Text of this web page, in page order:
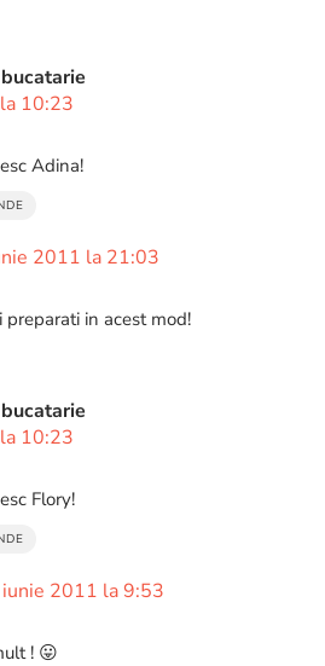
10:23
Adina!
2011 la 21:03
preparati in acest mod!
10:23
Flory!
2011 la 9:53
! 😛